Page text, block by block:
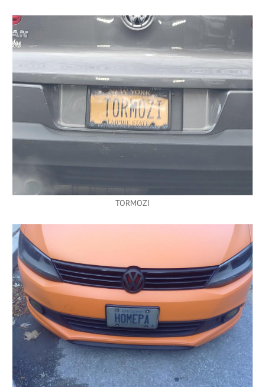
TORMOZI